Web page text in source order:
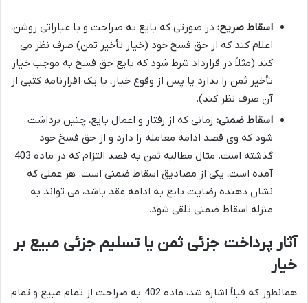
اسقاط صریح: در صورتی که بایع به صراحت و با عباراتی روشن،
اعلام کند که از حق فسخ خود (خیار تأخیر ثمن) صرف نظر می
کند (مثلاً در قرارداد شرط شود که بایع حق فسخ به موجب خیار
تأخیر ثمن را ندارد یا پس از وقوع خیار، با یک اقرارنامه کتبی از
آن صرف نظر کند).
اسقاط ضمنی: زمانی که از رفتار و اعمال بایع، چنین برداشت
شود که وی قصد ادامه معامله را دارد و از حق فسخ خود
گذشته است. مثال مطالبه ثمن به قصد التزام که در ماده 403
آمده است، یکی از مصادیق اسقاط ضمنی است. هر عملی که
نشان دهنده رضایت بایع به ادامه عقد باشد، می تواند به
منزله اسقاط ضمنی تلقی شود.
آثار پرداخت جزئی ثمن یا تسلیم جزئی مبیع بر
خیار
همانطور که قبلاً اشاره شد، ماده 402 به صراحت از تمام مبیع و تمام